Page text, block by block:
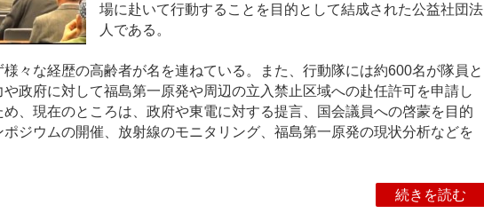
場に赴いて行動することを目的として結成された公益社団法
人である。
々な経歴の高齢者が名を連ねている。また、行動隊には約600名が隊員と
政府に対して福島第一原発や周辺の立入禁止区域への赴任許可を申請し
、現在のところは、政府や東電に対する提言、国会議員への啓蒙を目的
ジウムの開催、放射線のモニタリング、福島第一原発の現状分析などを
続きを読む